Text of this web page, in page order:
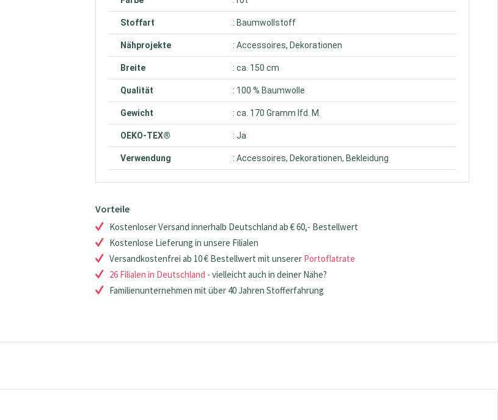
Stoffart : Baumwollstoff
Nähprojekte : Accessoires, Dekorationen
Breite : ca. 150 cm
Qualität : 100 % Baumwolle
Gewicht : ca. 170 Gramm lfd. M.
OEKO-TEX® : Ja
Verwendung : Accessoires, Dekorationen, Bekleidung
Vorteile
Kostenloser Versand innerhalb Deutschland ab € 60,- Bestellwert
Kostenlose Lieferung in unsere Filialen
Versandkostenfrei ab 10 € Bestellwert mit unserer Portoflatrate
26 Filialen in Deutschland - vielleicht auch in deiner Nähe?
Familienunternehmen mit über 40 Jahren Stofferfahrung